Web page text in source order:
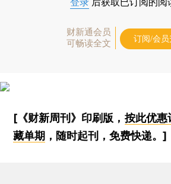
登录 后获取已订阅的阅
财新通会员
可畅读全文
订阅/会员
[《财新周刊》印刷版， 按此优惠
藏单期 ，随时起刊，免费快递。]